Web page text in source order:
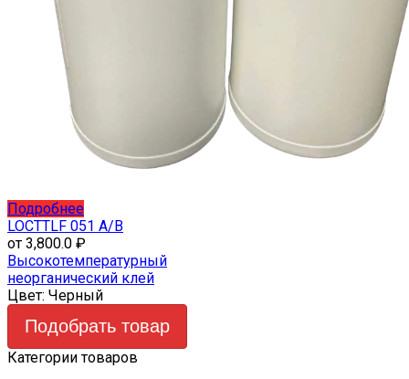
ПодробнееЭтот
товар
имеет
несколько
вариаций.
Опции
выбрать
на
странице
LOCTTLF 051 A/B
от 3,800.0 ₽
Высокотемпературный
неорганический клей
Цвет: Черный
Подобрать товар
Категории товаров